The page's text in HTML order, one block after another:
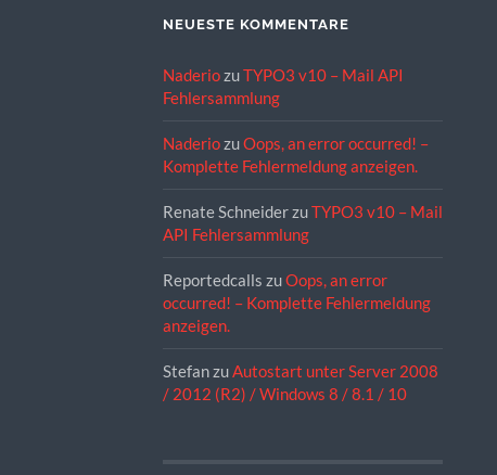
NEUESTE KOMMENTARE
NaderiozuTYPO3 v10 – Mail API
Fehlersammlung
NaderiozuOops, an error occurred! –
Komplette Fehlermeldung anzeigen.
Renate SchneiderzuTYPO3 v10 – Mail
API Fehlersammlung
Reportedcalls zuOops, an error
occurred! – Komplette Fehlermeldung
anzeigen.
StefanzuAutostart unter Server 2008
/ 2012 (R2) / Windows 8 / 8.1 / 10